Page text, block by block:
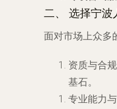
二、 选择宁波
面对市场上众多
资质与合
基石。
专业能力